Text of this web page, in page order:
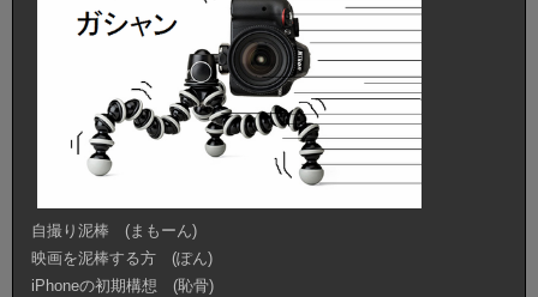
自撮り泥棒 (まもーん)
映画を泥棒する方 (ぽん)
iPhoneの初期構想 (恥骨)